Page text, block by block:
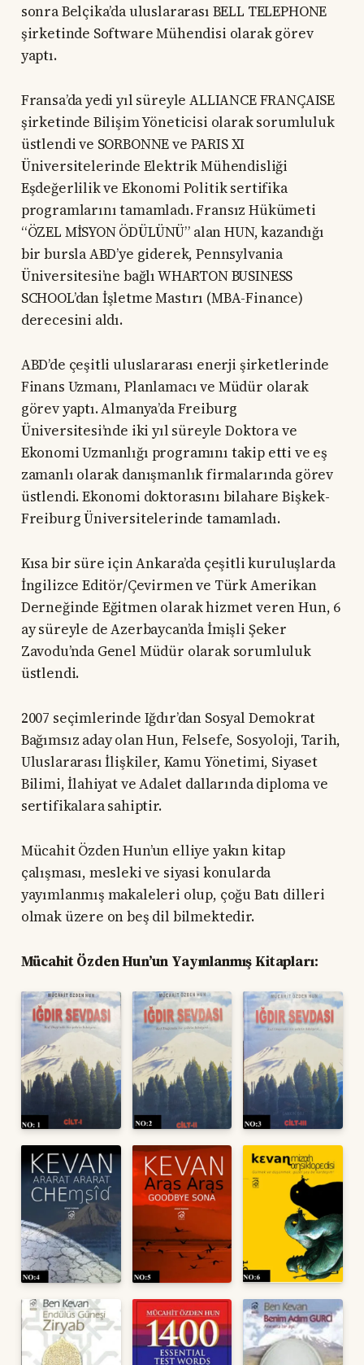
sonra Belçika’da uluslararası BELL TELEPHONE
şirketinde Software Mühendisi olarak görev
yaptı.
Fransa’da yedi yıl süreyle ALLIANCE FRANÇAISE
şirketinde Bilişim Yöneticisi olarak sorumluluk
üstlendi ve SORBONNE ve PARIS XI
Üniversitelerinde Elektrik Mühendisliği
Eşdeğerlilik ve Ekonomi Politik sertifika
programlarını tamamladı. Fransız Hükümeti
“ÖZEL MİSYON ÖDÜLÜNÜ” alan HUN, kazandığı
bir bursla ABD’ye giderek, Pennsylvania
Üniversitesi’ne bağlı WHARTON BUSINESS
SCHOOL’dan İşletme Mastırı (MBA-Finance)
derecesini aldı.
ABD’de çeşitli uluslararası enerji şirketlerinde
Finans Uzmanı, Planlamacı ve Müdür olarak
görev yaptı. Almanya’da Freiburg
Üniversitesi’nde iki yıl süreyle Doktora ve
Ekonomi Uzmanlığı programını takip etti ve eş
zamanlı olarak danışmanlık firmalarında görev
üstlendi. Ekonomi doktorasını bilahare Bişkek-
Freiburg Üniversitelerinde tamamladı.
Kısa bir süre için Ankara’da çeşitli kuruluşlarda
İngilizce Editör/Çevirmen ve Türk Amerikan
Derneğinde Eğitmen olarak hizmet veren Hun, 6
ay süreyle de Azerbaycan’da İmişli Şeker
Zavodu’nda Genel Müdür olarak sorumluluk
üstlendi.
2007 seçimlerinde Iğdır’dan Sosyal Demokrat
Bağımsız aday olan Hun, Felsefe, Sosyoloji, Tarih,
Uluslararası İlişkiler, Kamu Yönetimi, Siyaset
Bilimi, İlahiyat ve Adalet dallarında diploma ve
sertifikalara sahiptir.
Mücahit Özden Hun’un elliye yakın kitap
çalışması, mesleki ve siyasi konularda
yayımlanmış makaleleri olup, çoğu Batı dilleri
olmak üzere on beş dil bilmektedir.
Mücahit Özden Hun’un Yayınlanmış Kitapları: